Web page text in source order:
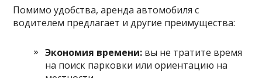
Помимо удобства, аренда автомобиля с
водителем предлагает и другие преимущества:
Экономия времени: вы не тратите время
на поиск парковки или ориентацию на